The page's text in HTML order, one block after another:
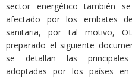
sector energético también
afectado por los embates
sanitaria, por tal motivo,
preparado el siguiente
se detallan las principales
adoptadas por los países